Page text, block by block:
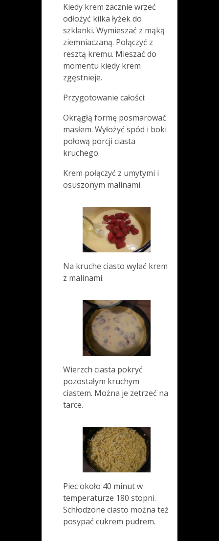
Kiedy krem zacznie wrzeć
odłożyć kilka łyżek do
szklanki. Wymieszać z mąką
ziemniaczaną. Połączyć z
resztą kremu. Mieszać do
momentu kiedy krem
zgęstnieje.
Przygotowanie całości:
Okrągłą formę posmarować
masłem. Wyłożyć spód i boki
połową porcji ciasta
kruchego.
Krem połączyć z umytymi i
osuszonym malinami.
Na kruche ciasto wylać krem
z malinami.
Wierzch ciasta pokryć
pozostałym kruchym
ciastem. Można je zetrzeć na
tarce.
Piec około 40 minut w
temperaturze 180 stopni.
Schłodzone ciasto można też
posypać cukrem pudrem.